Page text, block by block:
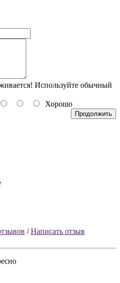
Используйте обычный
Хорошо
Продолжить
/Написать отзыв